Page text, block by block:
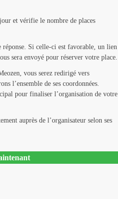
et vérifie le nombre de places
réponse. Si celle-ci est favorable, un lien
sera envoyé pour réserver votre place.
vous serez redirigé vers
l’ensemble de ses coordonnées.
pour finaliser l’organisation de votre
auprès de l’organisateur selon ses